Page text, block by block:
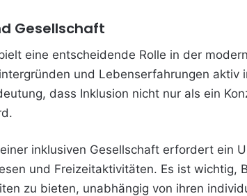
Gesellschaft
eine entscheidende Rolle in der
und Lebenserfahrungen
dass Inklusion nicht nur als ein
inklusiven Gesellschaft erfordert ein
und Freizeitaktivitäten. Es ist wichtig,
zu bieten, unabhängig von ihren